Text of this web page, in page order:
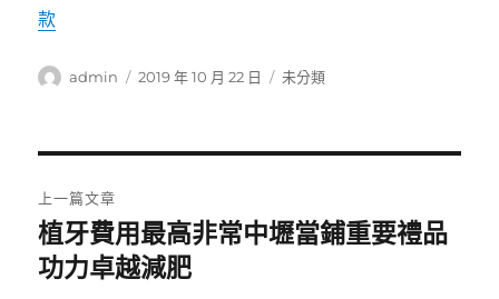
款
作
admin
發
2019 年 10 月 22 日
分
未分類
章
導
上一篇文章
上
一
植牙費用最高非常中壢當鋪重要禮品
功力卓越減肥